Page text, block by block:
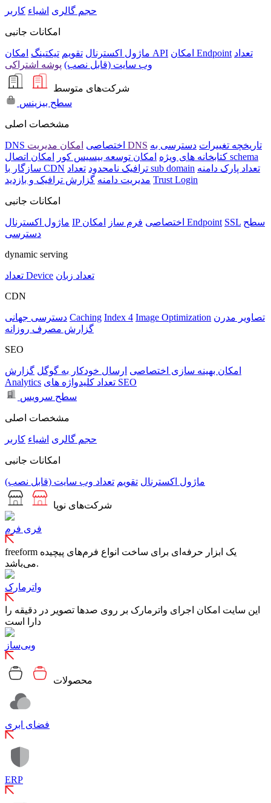
حجم گالری اشیاء کاربر
امکانات جانبی
ماژول اکسترنال تقویم تیکتینگ امکان API امکان Endpoint تعداد
وب سایت (قابل نصب) پوشه اشتراکی
شرکت‌های متوسط
سطح بیزینس
مشخصات اصلی
DNS اختصاصی امکان مدیریت DNS تاریخچه تغییرات دسترسی به
کتابخانه های ویژه امکان توسعه بیسیس کور
امکان اتصال schema
سازگار با CDN
ترافیک نامحدود تعداد sub domain تعداد پارک دامنه
مدیریت دامنه گزارش ترافیک و بازدید Trust Login
امکانات جانبی
ماژول اکسترنال IP اختصاصی فرم ساز امکان Endpoint SSL سطح
دسترسی
dynamic serving
تعداد Device تعداد زبان
CDN
دسترسی جهانی Caching Index 4 Image Optimization تصاویر مدرن
گزارش مصرف روزانه
SEO
امکان بهینه سازی اختصاصی ارسال خودکار به گوگل گزارش
Analytics
تعداد کلیدواژه های SEO
سطح سرویس
مشخصات اصلی
حجم گالری اشیاء کاربر
امکانات جانبی
ماژول اکسترنال تقویم تعداد وب سایت (قابل نصب)
شرکت‌های نوپا
فری فرم
freeform یک ابزار حرفه‌ای برای ساخت انواع فرم‌های پیچیده
می‌باشد.
واترمارک
این سایت امکان اجرای واترمارک بر روی صدها تصویر در دقیقه را
دارا است
وبی‌ساز
محصولات
فضای ابری
ERP